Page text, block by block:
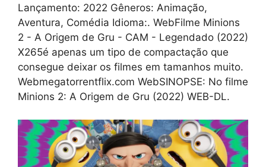
Lançamento: 2022 Gêneros: Animação,
Aventura, Comédia Idioma:. WebFilme Minions
2 - A Origem de Gru - CAM - Legendado (2022)
X265é apenas um tipo de compactação que
consegue deixar os filmes em tamanhos muito.
Webmegatorrentflix.com WebSINOPSE: No filme
Minions 2: A Origem de Gru (2022) WEB-DL.